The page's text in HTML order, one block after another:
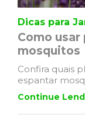
Dicas para
Como
mosquitos
Confira quais
espantar
Continue